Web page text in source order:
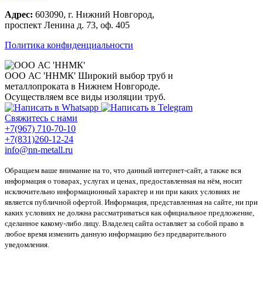
Адрес: 603090, г. Нижний Новгород,
проспект Ленина д. 73, оф. 405
Политика конфиденциальности
ООО АС 'ННМК' Широкий выбор труб и
металлопроката в Нижнем Новгороде.
Осуществляем все виды изоляции труб.
Свяжитесь с нами
+7(967) 710-70-10
+7(831)260-12-24
info@nn-metall.ru
Обращаем ваше внимание на то, что данный интернет-сайт, а также вся
информация о товарах, услугах и ценах, предоставленная на нём, носит
исключительно информационный характер и ни при каких условиях не
является публичной офертой. Информация, представленная на сайте, ни при
каких условиях не должна рассматриваться как официальное предложение,
сделанное какому-либо лицу. Владелец сайта оставляет за собой право в
любое время изменить данную информацию без предварительного
уведомления.